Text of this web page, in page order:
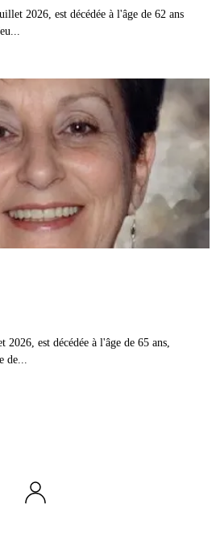
2026, est décédée à l'âge de 62 ans
est décédée à l'âge de 65 ans,